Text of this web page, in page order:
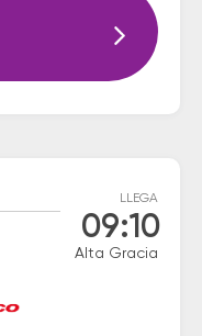
LLEGA
09:10
Alta Gracia